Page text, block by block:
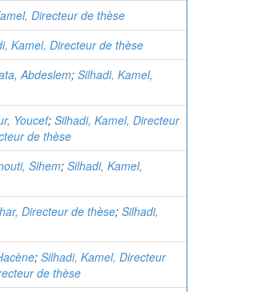
Directeur de thèse
Kamel, Directeur de thèse
Abdeslem; Silhadi, Kamel,
Youcef; Silhadi, Kamel, Directeur
de thèse
Sihem; Silhadi, Kamel,
Directeur de thèse; Silhadi,
; Silhadi, Kamel, Directeur
de thèse